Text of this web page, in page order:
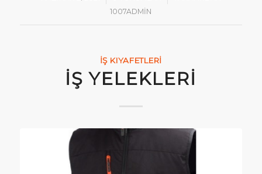
1007ADMIN
İŞ KIYAFETLERI
İŞ YELEKLERI